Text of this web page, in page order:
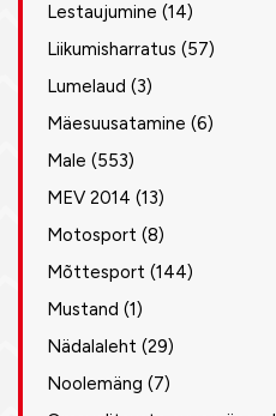
Lestaujumine (14)
Liikumisharratus (57)
Lumelaud (3)
Mäesuusatamine (6)
Male (553)
MEV 2014 (13)
Motosport (8)
Mõttesport (144)
Mustand (1)
Nädalaleht (29)
Noolemäng (7)